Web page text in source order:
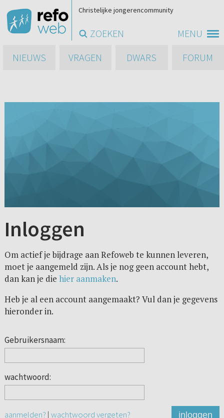
MENU
Christelijke jongerencommunity
ZOEKEN
NIEUWS
VRAGEN DWARS FORUM
Inloggen
Om actief je bijdrage aan Refoweb te kunnen leveren,
moet je aangemeld zijn. Als je nog geen account hebt,
dan kan je die hier aanmaken.
Heb je al een account aangemaakt? Vul dan je gegevens
hieronder in.
Gebruikersnaam:
wachtwoord:
aanmelden? | wachtwoord vergeten? inloggen